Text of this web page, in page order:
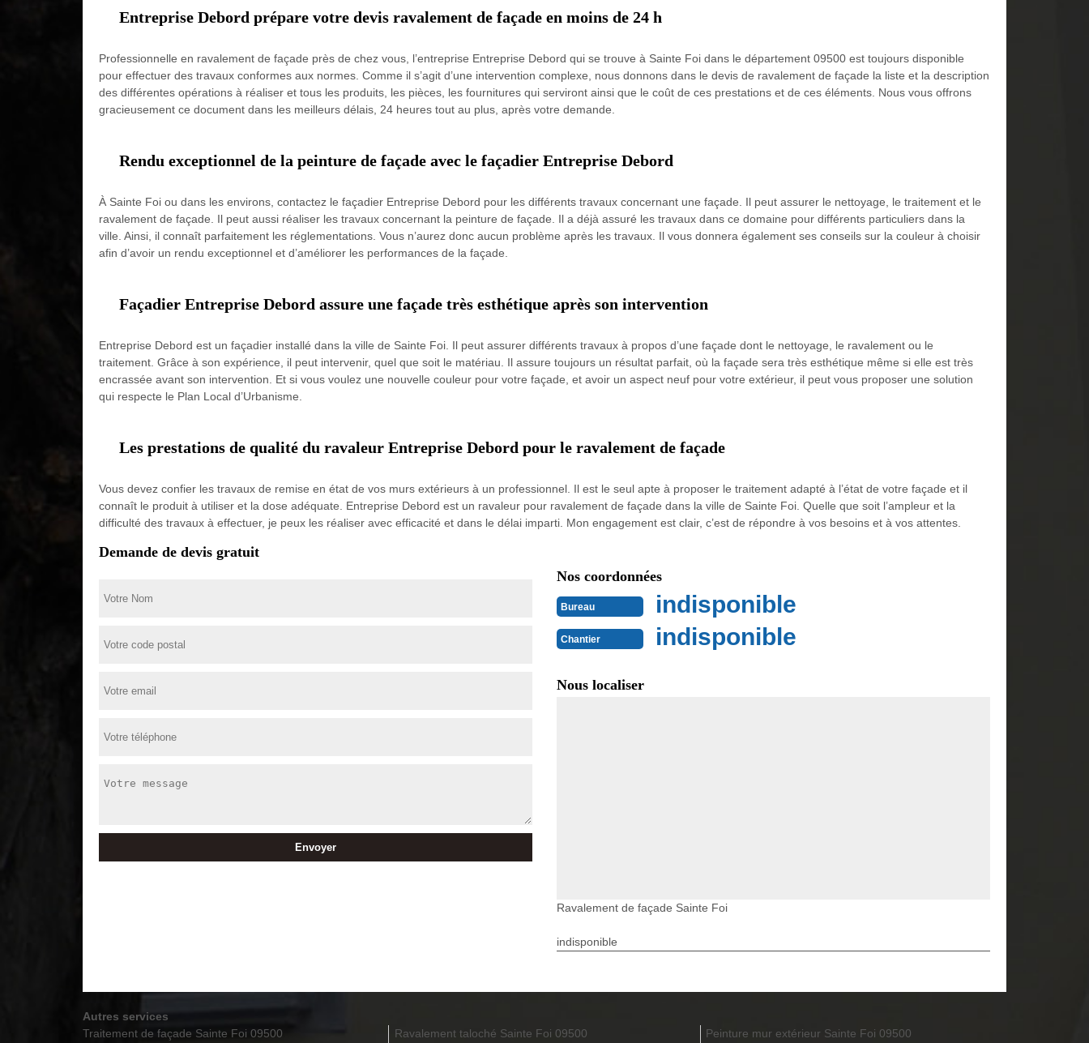
Entreprise Debord prépare votre devis ravalement de façade en moins de 24 h
Professionnelle en ravalement de façade près de chez vous, l’entreprise Entreprise Debord qui se trouve à Sainte Foi dans le département 09500 est toujours disponible
pour effectuer des travaux conformes aux normes. Comme il s’agit d’une intervention complexe, nous donnons dans le devis de ravalement de façade la liste et la description
des différentes opérations à réaliser et tous les produits, les pièces, les fournitures qui serviront ainsi que le coût de ces prestations et de ces éléments. Nous vous offrons
gracieusement ce document dans les meilleurs délais, 24 heures tout au plus, après votre demande.
Rendu exceptionnel de la peinture de façade avec le façadier Entreprise Debord
À Sainte Foi ou dans les environs, contactez le façadier Entreprise Debord pour les différents travaux concernant une façade. Il peut assurer le nettoyage, le traitement et le
ravalement de façade. Il peut aussi réaliser les travaux concernant la peinture de façade. Il a déjà assuré les travaux dans ce domaine pour différents particuliers dans la
ville. Ainsi, il connaît parfaitement les réglementations. Vous n’aurez donc aucun problème après les travaux. Il vous donnera également ses conseils sur la couleur à choisir
afin d’avoir un rendu exceptionnel et d’améliorer les performances de la façade.
Façadier Entreprise Debord assure une façade très esthétique après son intervention
Entreprise Debord est un façadier installé dans la ville de Sainte Foi. Il peut assurer différents travaux à propos d’une façade dont le nettoyage, le ravalement ou le
traitement. Grâce à son expérience, il peut intervenir, quel que soit le matériau. Il assure toujours un résultat parfait, où la façade sera très esthétique même si elle est très
encrassée avant son intervention. Et si vous voulez une nouvelle couleur pour votre façade, et avoir un aspect neuf pour votre extérieur, il peut vous proposer une solution
qui respecte le Plan Local d’Urbanisme.
Les prestations de qualité du ravaleur Entreprise Debord pour le ravalement de façade
Vous devez confier les travaux de remise en état de vos murs extérieurs à un professionnel. Il est le seul apte à proposer le traitement adapté à l’état de votre façade et il
connaît le produit à utiliser et la dose adéquate. Entreprise Debord est un ravaleur pour ravalement de façade dans la ville de Sainte Foi. Quelle que soit l’ampleur et la
difficulté des travaux à effectuer, je peux les réaliser avec efficacité et dans le délai imparti. Mon engagement est clair, c’est de répondre à vos besoins et à vos attentes.
Demande de devis gratuit
Nos coordonnées
Bureau indisponible
Chantier indisponible
Nous localiser
Ravalement de façade Sainte Foi
indisponible
Autres services
Traitement de façade Sainte Foi 09500
Ravalement taloché Sainte Foi 09500 Peinture mur extérieur Sainte Foi 09500